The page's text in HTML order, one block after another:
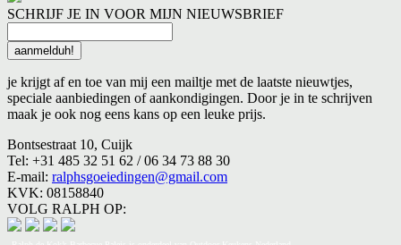
SCHRIJF JE IN VOOR MIJN NIEUWSBRIEF
je krijgt af en toe van mij een mailtje met de laatste nieuwtjes,
speciale aanbiedingen of aankondigingen. Door je in te schrijven
maak je ook nog eens kans op een leuke prijs.
Bontsestraat 10, Cuijk
Tel: +31 485 32 51 62 / 06 34 73 88 30
E-mail: ralphsgoeiedingen@gmail.com
KVK: 08158840
VOLG RALPH OP: